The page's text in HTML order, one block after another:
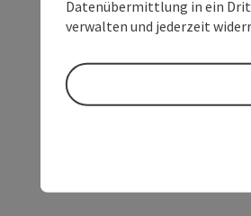
Datenübermittlung in ein
verwalten und jederzeit